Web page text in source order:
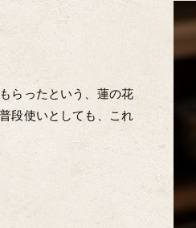
らったという、蓮の花
段使いとしても、これ